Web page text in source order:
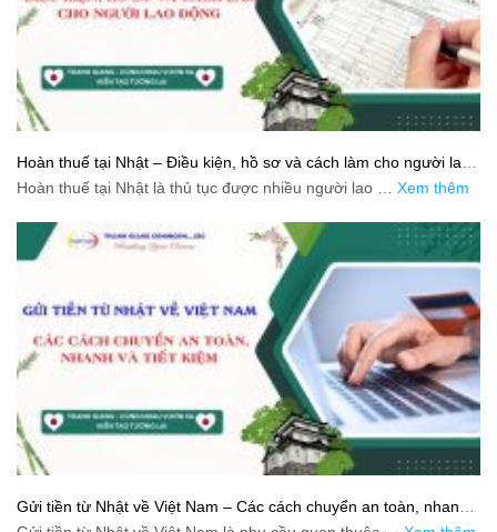
Hoàn thuế tại Nhật – Điều kiện, hồ sơ và cách làm cho người lao
động
Hoàn thuế tại Nhật là thủ tục được nhiều người lao … Xem thêm
Gửi tiền từ Nhật về Việt Nam – Các cách chuyển an toàn, nhanh
và tiết kiệm